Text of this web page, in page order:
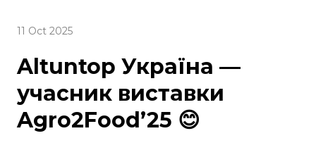
11 Oct 2025
Altuntop Україна —
учасник виставки
Agro2Food’25 😊